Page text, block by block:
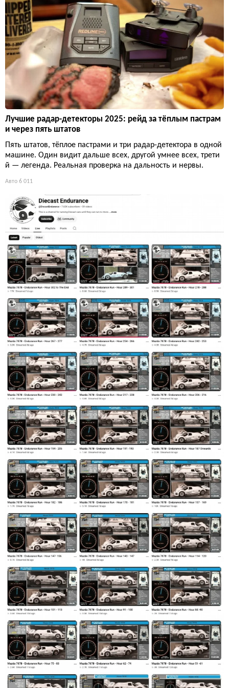
Лучшие радар-детекторы 2025: рейд за тёплым пастрам
и через пять штатов
Пять штатов, тёплое пастрами и три радар-детектора в одной
машине. Один видит дальше всех, другой умнее всех, трети
й — легенда. Реальная проверка на дальность и нервы.
Авто 6 011